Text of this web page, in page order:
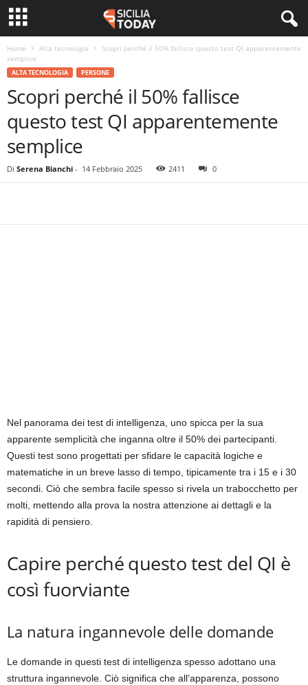
Home Alta tecnologia
Scopri perché il 50% fallisce questo test QI apparentemente
semplice
ALTA TECNOLOGIA PERSONE
Scopri perché il 50% fallisce
questo test QI apparentemente
semplice
Di Serena Bianchi - 14 Febbraio 2025 2411 0
Nel panorama dei test di intelligenza, uno spicca per la sua
apparente semplicità che inganna oltre il 50% dei partecipanti.
Questi test sono progettati per sfidare le capacità logiche e
matematiche in un breve lasso di tempo, tipicamente tra i 15 e i 30
secondi. Ciò che sembra facile spesso si rivela un trabocchetto per
molti, mettendo alla prova la nostra attenzione ai dettagli e la
rapidità di pensiero.
Capire perché questo test del QI è
così fuorviante
La natura ingannevole delle domande
Le domande in questi test di intelligenza spesso adottano una
struttura ingannevole. Ciò significa che all’apparenza, possono